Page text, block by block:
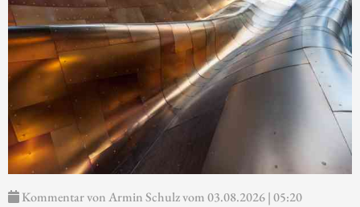
Kommentar von Armin Schulz vom 03.08.2026 | 05:20